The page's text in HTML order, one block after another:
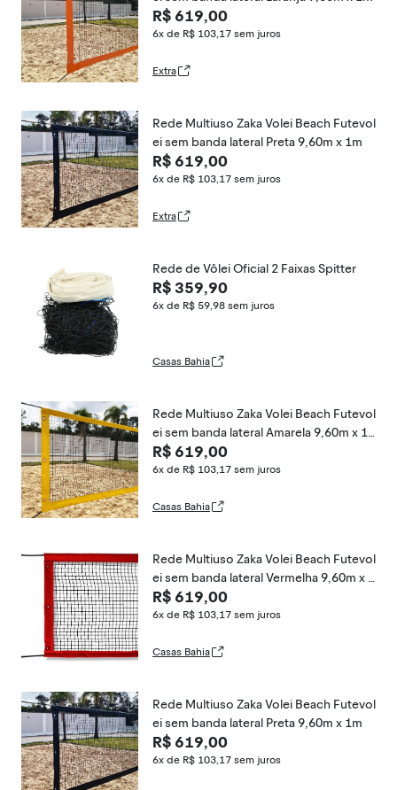
R$ 619,00
6x de R$ 103,17 sem juros
Extra
Rede Multiuso Zaka Volei Beach Futevol
ei sem banda lateral Preta 9,60m x 1m
R$ 619,00
6x de R$ 103,17 sem juros
Extra
Rede de Vôlei Oficial 2 Faixas Spitter
R$ 359,90
6x de R$ 59,98 sem juros
Casas Bahia
Rede Multiuso Zaka Volei Beach Futevol
ei sem banda lateral Amarela 9,60m x 1
m
R$ 619,00
6x de R$ 103,17 sem juros
Casas Bahia
Rede Multiuso Zaka Volei Beach Futevol
ei sem banda lateral Vermelha 9,60m x 1
m
R$ 619,00
6x de R$ 103,17 sem juros
Casas Bahia
Rede Multiuso Zaka Volei Beach Futevol
ei sem banda lateral Preta 9,60m x 1m
R$ 619,00
6x de R$ 103,17 sem juros